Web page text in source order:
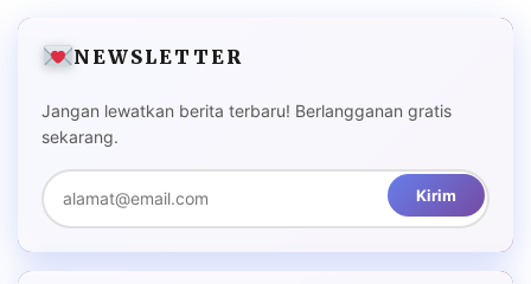
NEWSLETTER
Jangan lewatkan berita terbaru! Berlangganan gratis
sekarang.
Kirim